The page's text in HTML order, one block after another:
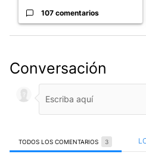
107 comentarios
Conversación
TODOS LOS COMENTARIOS 3